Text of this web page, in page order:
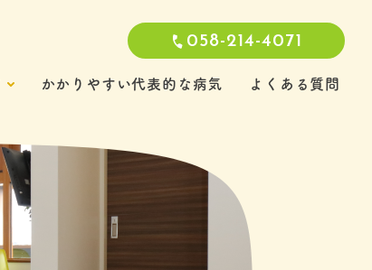
058-214-4071
かかりやすい代表的な病気 よくある質問